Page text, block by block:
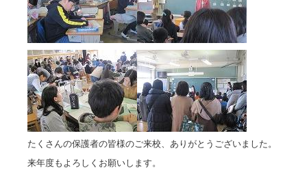
たくさんの保護者の皆様のご来校、ありがとうございました。
来年度もよろしくお願いします。